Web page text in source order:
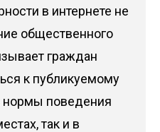
в интернете не
общественного
граждан
к публикуемому
нормы поведения
так и в